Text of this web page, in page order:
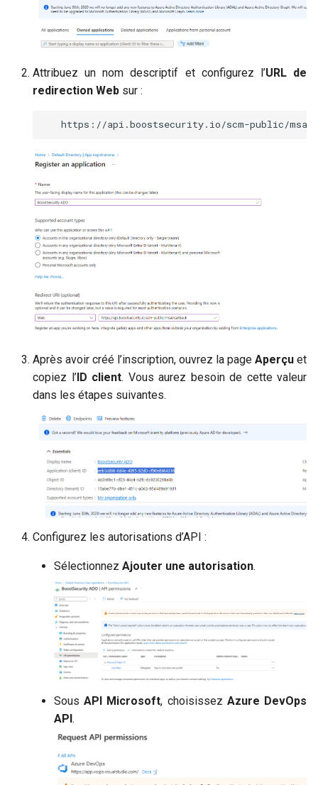
Attribuez un nom descriptif et configurez l’URL de
redirection Web sur :
Après avoir créé l’inscription, ouvrez la page Aperçu et
copiez l’ID client. Vous aurez besoin de cette valeur
dans les étapes suivantes.
Configurez les autorisations d’API :
Sélectionnez Ajouter une autorisation.
SousAPI Microsoft, choisissez Azure DevOps
API.